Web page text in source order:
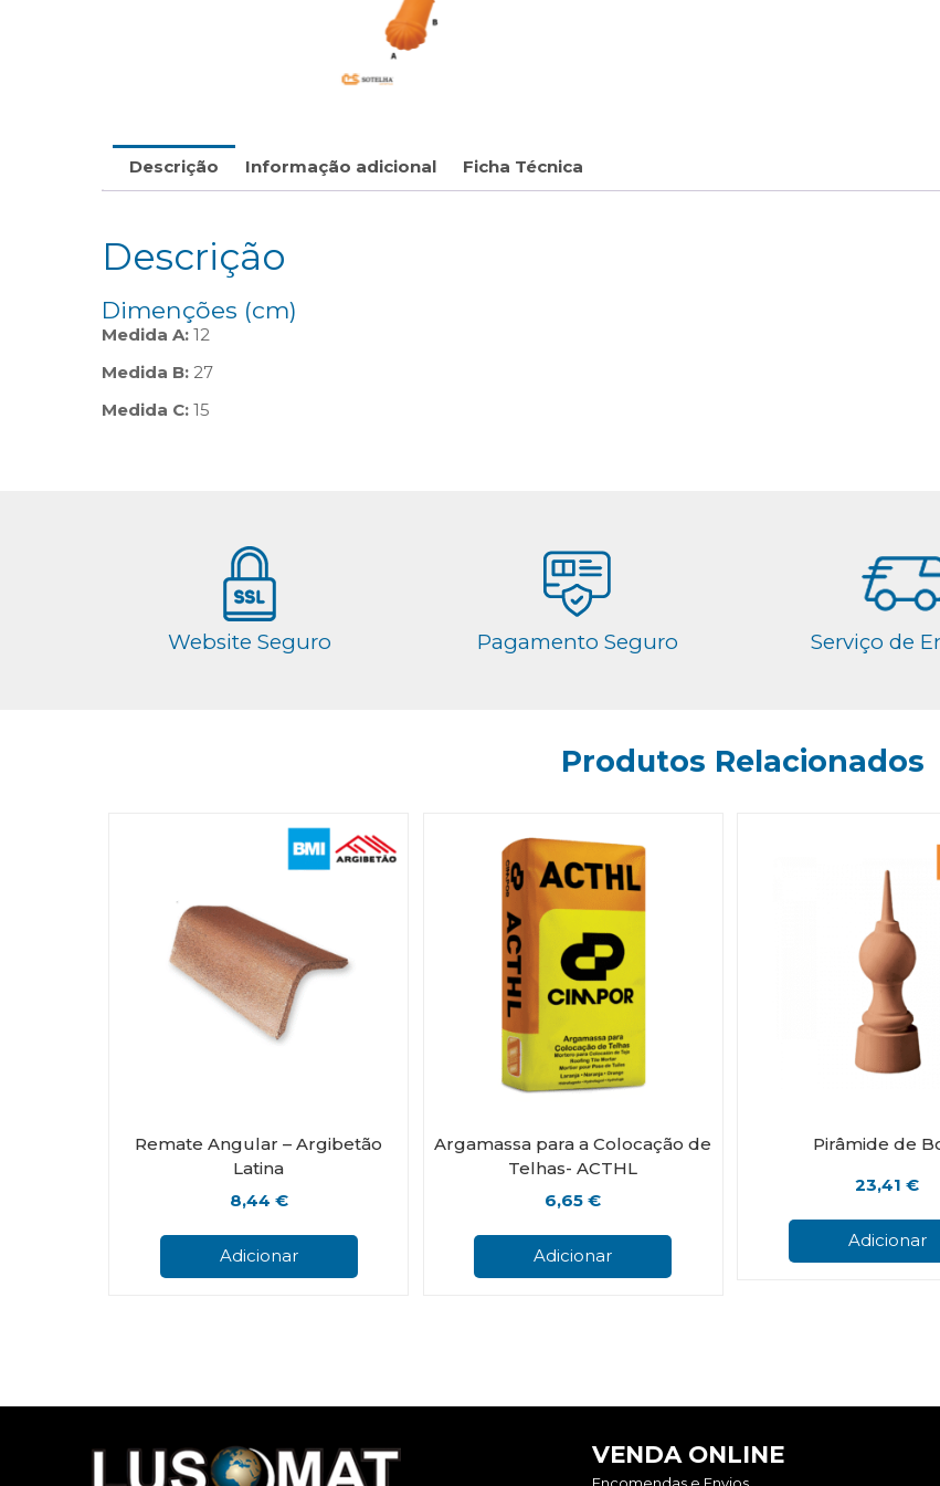
Descrição Informação adicional Ficha Técnica
Descrição
Dimenções (cm)
Medida A: 12
Medida B: 27
Medida C: 15
Website Seguro Pagamento Seguro Serviço de
Produtos Relacionados
Remate Angular – Argibetão
Latina
8,44 €
Adicionar
Argamassa para a Colocação de
Telhas- ACTHL
6,65€
Adicionar
Pirâmide de
23,41€
Adicionar
VENDA ONLINE
Encomendas e Envios